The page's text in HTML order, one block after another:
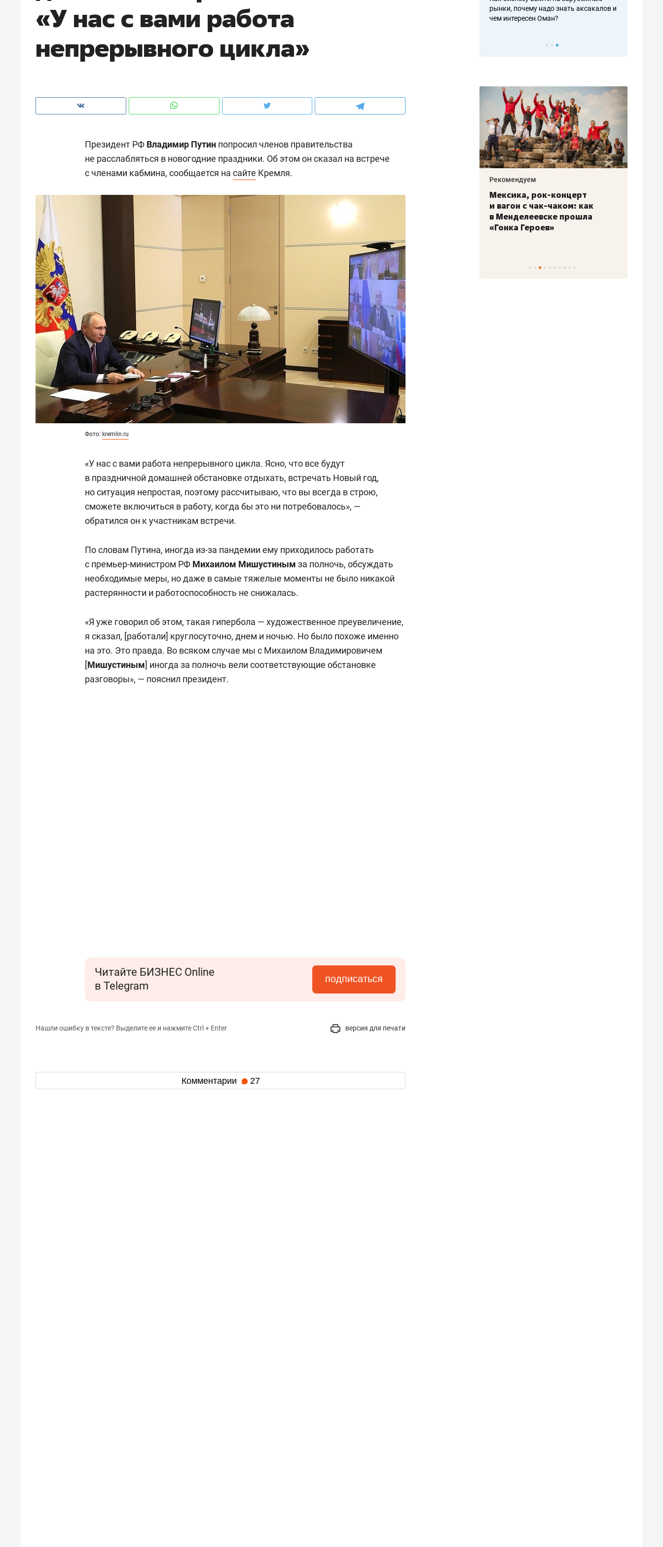
«У нас с вами работа
непрерывного цикла»
Президент РФ Владимир Путин попросил членов правительства
не расслабляться в новогодние праздники. Об этом он сказал на встрече
с членами кабмина, сообщается на сайте Кремля.
Фото: kremlin.ru
«У нас с вами работа непрерывного цикла. Ясно, что все будут
в праздничной домашней обстановке отдыхать, встречать Новый год,
но ситуация непростая, поэтому рассчитываю, что вы всегда в строю,
сможете включиться в работу, когда бы это ни потребовалось», —
обратился он к участникам встречи.
По словам Путина, иногда из-за пандемии ему приходилось работать
с премьер-министром РФ Михаилом Мишустиным за полночь, обсуждать
необходимые меры, но даже в самые тяжелые моменты не было никакой
растерянности и работоспособность не снижалась.
«Я уже говорил об этом, такая гипербола — художественное преувеличение,
я сказал, [работали] круглосуточно, днем и ночью. Но было похоже именно
на это. Это правда. Во всяком случае мы с Михаилом Владимировичем
[Мишустиным] иногда за полночь вели соответствующие обстановке
разговоры», — пояснил президент.
Читайте БИЗНЕС Online
в Telegram
подписаться
Нашли ошибку в тексте? Выделите ее и нажмите Ctrl + Enter версия для печати
Комментарии 27
чем интересен Оман?
о трехкратном росте цен, дотошных
клиентах и чудных запросах мастеров
рынки, почему надо знать аксакалов и
чем интересен Оман?
Как ГК «МИР ГРУПП» и ВТБ
создают оазис жилого
комфорта под Казанью
Рекомендуем
150 камер до квартиры и Face
ID вместо ключа: какой будет
безопасность в ЖК «Нова»
Опыт выживания в дикой
природе, работа
состоянием как основа
антихрупких команд
Рекомендуем
Мексика, рок-концерт
и вагон с чак-чаком: как
в Менделеевске прошла
«Гонка Героев»